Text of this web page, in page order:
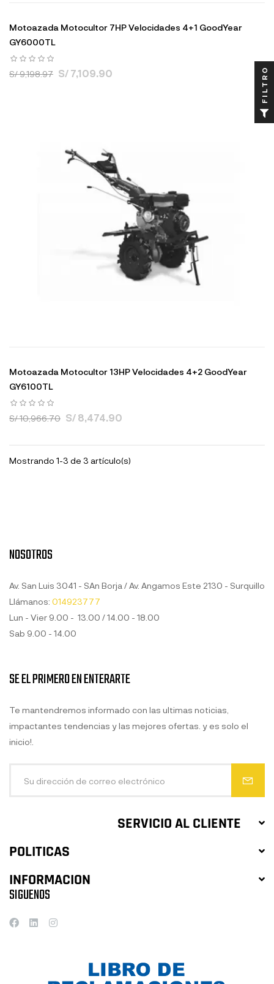
Motoazada Motocultor 7HP Velocidades 4+1 GoodYear
GY6000TL
S/ 9,198.97 S/ 7,109.90
Motoazada Motocultor 13HP Velocidades 4+2 GoodYear
GY6100TL
S/ 10,966.70 S/ 8,474.90
Mostrando 1-3 de 3 artículo(s)
NOSOTROS
Av. San Luis 3041 - SAn Borja / Av. Angamos Este 2130 - Surquillo
Llámanos: 014923777
Lun - Vier 9.00 - 13.00 / 14.00 - 18.00
Sab 9.00 - 14.00
SERVICIO AL CLIENTE
POLITICAS
INFORMACION
SE EL PRIMERO EN ENTERARTE
Te mantendremos informado con las ultimas noticias,
impactantes tendencias y las mejores ofertas. y es solo el
inicio!.
SIGUENOS
FILTRO